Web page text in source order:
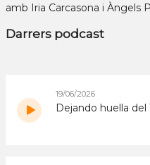
amb Iria Carcasona i Àngels
Darrers podcast
19/06/2026
Dejando huella del